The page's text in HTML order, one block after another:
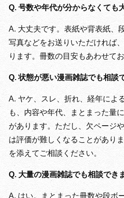
Q. 号数や年代が分からなくても
A. 大丈夫です。表紙や背表紙、
写真などをお送りいただければ
ります。冊数の目安もあわせて
Q. 状態が悪い漫画雑誌でも相談
A. ヤケ、スレ、折れ、経年によ
も、内容や年代、まとまった量
があります。ただし、欠ページ
は評価が難しくなることがあり
を添えてご相談ください。
Q. 大量の漫画雑誌でも相談でき
A. はい。まとまった冊数や段ボ